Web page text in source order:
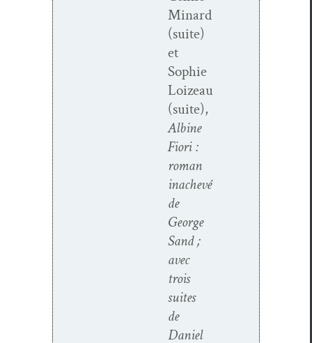
Minard
(suite)
et
Sophie
Loizeau
(suite),
Albine
Fiori :
roman
inachevé
de
George
Sand ;
avec
trois
suites
de
Daniel